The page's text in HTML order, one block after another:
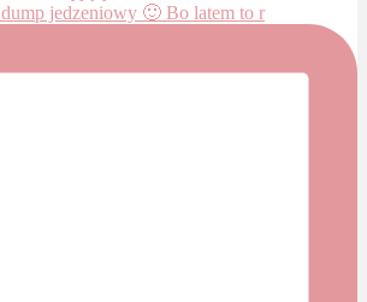
jedzeniowy 🙂 Bo latem to r